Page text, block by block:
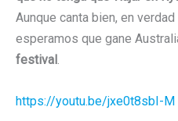
Aunque canta bien, en
esperamos que gane
festival .
https://youtu.be/jxe0t8sbI-M